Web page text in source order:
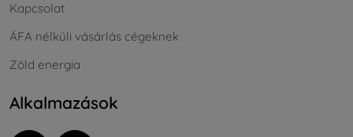
Kapcsolat
ÁFA nélküli vásárlás cégeknek
Zöld energia
Alkalmazások